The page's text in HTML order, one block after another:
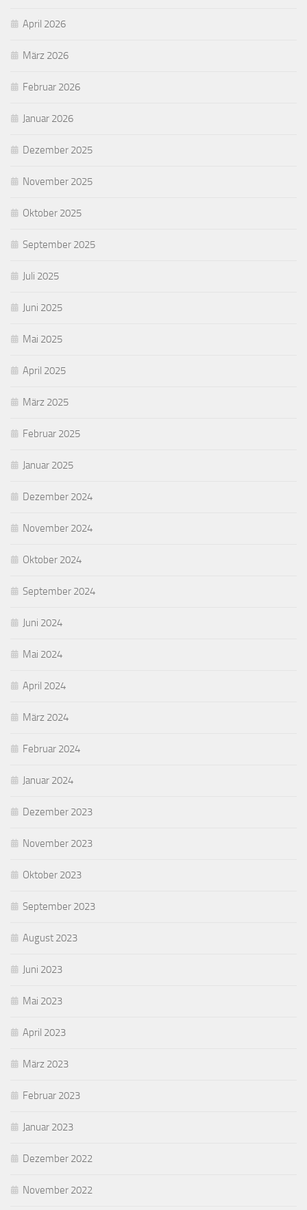
April 2026
März 2026
Februar 2026
Januar 2026
Dezember 2025
November 2025
Oktober 2025
September 2025
Juli 2025
Juni 2025
Mai 2025
April 2025
März 2025
Februar 2025
Januar 2025
Dezember 2024
November 2024
Oktober 2024
September 2024
Juni 2024
Mai 2024
April 2024
März 2024
Februar 2024
Januar 2024
Dezember 2023
November 2023
Oktober 2023
September 2023
August 2023
Juni 2023
Mai 2023
April 2023
März 2023
Februar 2023
Januar 2023
Dezember 2022
November 2022